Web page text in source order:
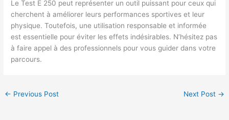
Le Test E 250 peut représenter un outil puissant pour ceux qui
cherchent à améliorer leurs performances sportives et leur
physique. Toutefois, une utilisation responsable et informée
est essentielle pour éviter les effets indésirables. N’hésitez pas
à faire appel à des professionnels pour vous guider dans votre
parcours.
← Previous Post Next Post →